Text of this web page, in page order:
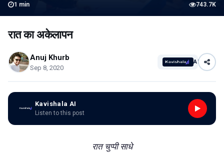
1 min 743.7K
रात का अकेलापन
Anuj Khurb
Sep 8, 2020
AI
Kavishala AI
Listen to this post
रात चुप्पी साधे